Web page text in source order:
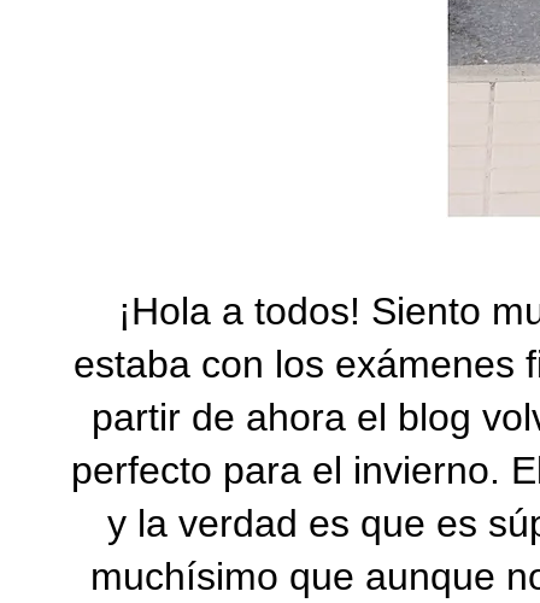
¡Hola a todos! Siento
estaba con los exámenes
partir de ahora el blog
perfecto para el invierno.
y la verdad es que es
muchísimo que aunque